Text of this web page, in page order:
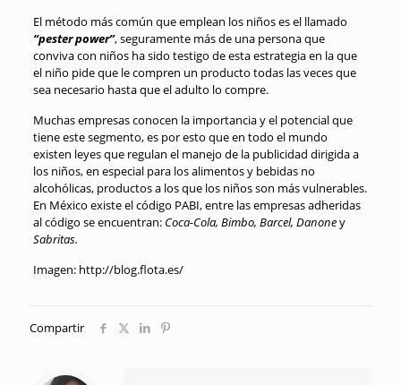
El método más común que emplean los niños es el llamado
“pester power”, seguramente más de una persona que
conviva con niños ha sido testigo de esta estrategia en la que
el niño pide que le compren un producto todas las veces que
sea necesario hasta que el adulto lo compre.
Muchas empresas conocen la importancia y el potencial que
tiene este segmento, es por esto que en todo el mundo
existen leyes que regulan el manejo de la publicidad dirigida a
los niños, en especial para los alimentos y bebidas no
alcohólicas, productos a los que los niños son más vulnerables.
En México existe el código PABI, entre las empresas adheridas
al código se encuentran: Coca-Cola, Bimbo, Barcel, Danoney
Sabritas.
Imagen: http://blog.flota.es/
Compartir